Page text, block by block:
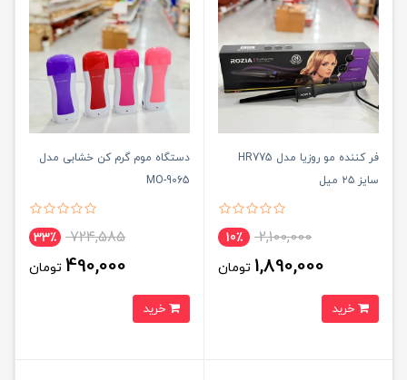
فر کننده مو روزیا مدل HR775
سایز ۲۵ میل
2,100,000 10٪
1,890,000 تومان
دستگاه موم گرم کن خشابی مدل
MO-9065
724,585 33٪
490,000 تومان